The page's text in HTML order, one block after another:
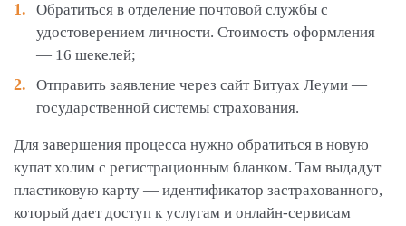
Обратиться в отделение почтовой службы с
удостоверением личности. Стоимость оформления
— 16 шекелей;
Отправить заявление через сайт Битуах Леуми —
государственной системы страхования.
Для завершения процесса нужно обратиться в новую
купат холим с регистрационным бланком. Там выдадут
пластиковую карту — идентификатор застрахованного,
который дает доступ к услугам и онлайн-сервисам